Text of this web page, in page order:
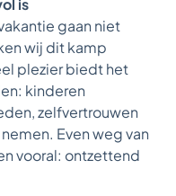
gaan niet
wij dit kamp
plezier biedt het
kinderen
zelfvertrouwen
Even weg van
vooral: ontzettend